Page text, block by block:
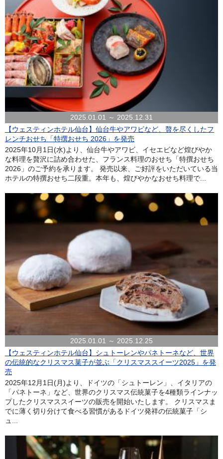
2025.01.01 ～ 2025.12.31
【ウェスティンホテル仙台】仙台牛やアワビなど、贅を尽くしたフ
レンチおせち「特撰おせち 2026」を発売
2025年10月1日(水)より、仙台牛やアワビ、イセエビなど煌びやか
な料理を贅沢に詰め合わせた、フランス料理のおせち「特撰おせち
2026」のご予約を承ります。 発売以来、ご好評をいただいている当
ホテルの特撰おせち二段重。本年も、煌びやかなおせち料理で...
2025.01.01 ～ 2025.12.25
【ウェスティンホテル仙台】シュトーレンやパネトーネなど、世界
の伝統的なクリスマス菓子が並ぶ「クリスマススイーツ2025」を発
売
2025年12月1日(月)より、ドイツの「シュトーレン」、イタリアの
「パネトーネ」など、世界のクリスマス伝統菓子を4種類ラインナッ
プしたクリスマススイーツの販売を開始いたします。 クリスマスま
でに薄く切り分けて食べる習慣があるドイツ発祥の伝統菓子「シ
ュ...